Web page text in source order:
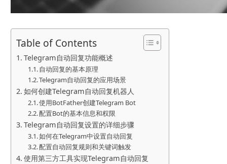
Table of Contents
Telegram自动回复功能概述
自动回复的基本原理
Telegram自动回复的应用场景
如何创建Telegram自动回复机器人
使用BotFather创建Telegram Bot
配置Bot的基本信息和权限
Telegram自动回复设置的详细步骤
如何在Telegram中设置自动回复
配置自动回复规则和关键词触发
使用第三方工具实现Telegram自动回复